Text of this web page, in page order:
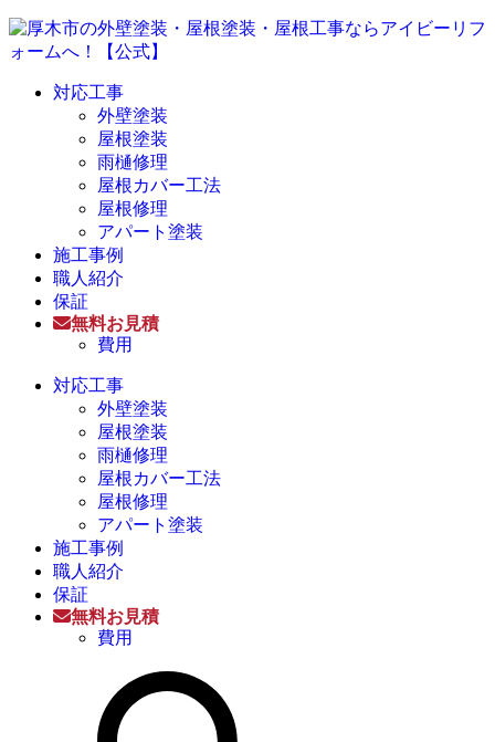
対応工事
外壁塗装
屋根塗装
雨樋修理
屋根カバー工法
屋根修理
アパート塗装
施工事例
職人紹介
保証
無料お見積
費用
対応工事
外壁塗装
屋根塗装
雨樋修理
屋根カバー工法
屋根修理
アパート塗装
施工事例
職人紹介
保証
無料お見積
費用